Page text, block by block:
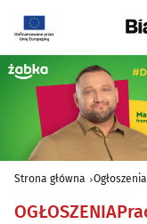
Strona główna Ogłoszenia
OGŁOSZENIA